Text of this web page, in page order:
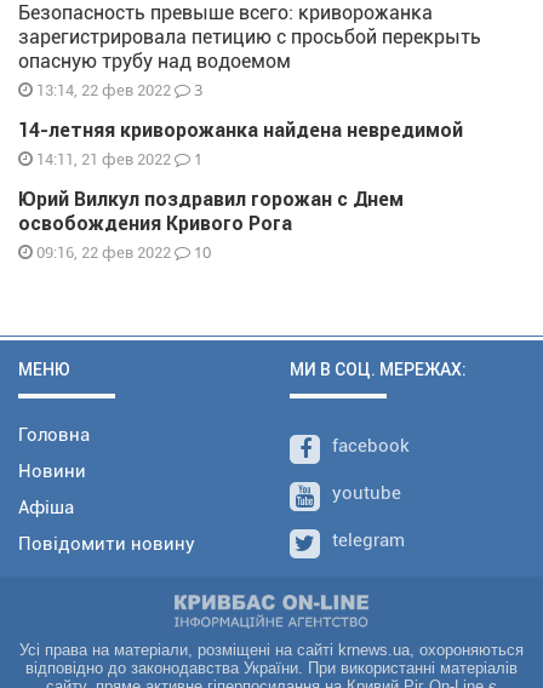
Безопасность превыше всего: криворожанка
зарегистрировала петицию с просьбой перекрыть
опасную трубу над водоемом
13:14, 22 фев 2022 3
14-летняя криворожанка найдена невредимой
14:11, 21 фев 2022 1
Юрий Вилкул поздравил горожан с Днем
освобождения Кривого Рога
09:16, 22 фев 2022 10
МЕНЮ
Головна
Новини
Афіша
Повідомити новину
МИ В СОЦ. МЕРЕЖАХ:
facebook
youtube
telegram
Усі права на матеріали, розміщені на сайті krnews.ua, охороняються
відповідно до законодавства України. При використанні матеріалів